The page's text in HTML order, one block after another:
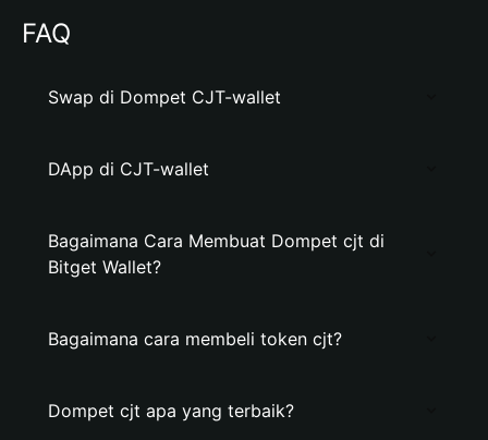
FAQ
Swap di Dompet CJT-wallet
DApp di CJT-wallet
Bagaimana Cara Membuat Dompet cjt di
Bitget Wallet?
Bagaimana cara membeli token cjt?
Dompet cjt apa yang terbaik?